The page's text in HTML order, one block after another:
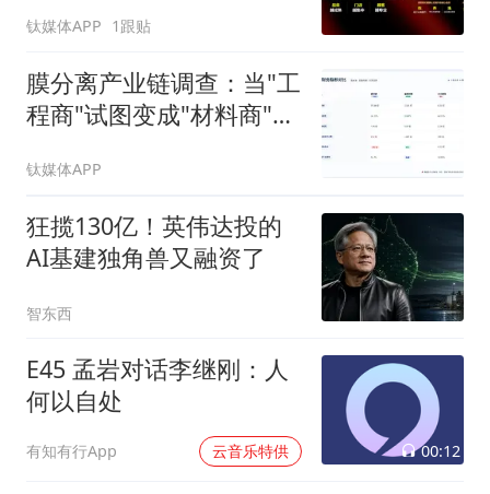
钛媒体APP 1跟贴
膜分离产业链调查：当"工
程商"试图变成"材料商"，
钛媒体APP
狂揽130亿！英伟达投的
AI基建独角兽又融资了
智东西
E45 孟岩对话李继刚：人
何以自处
有知有行App 云音乐特供 00:12